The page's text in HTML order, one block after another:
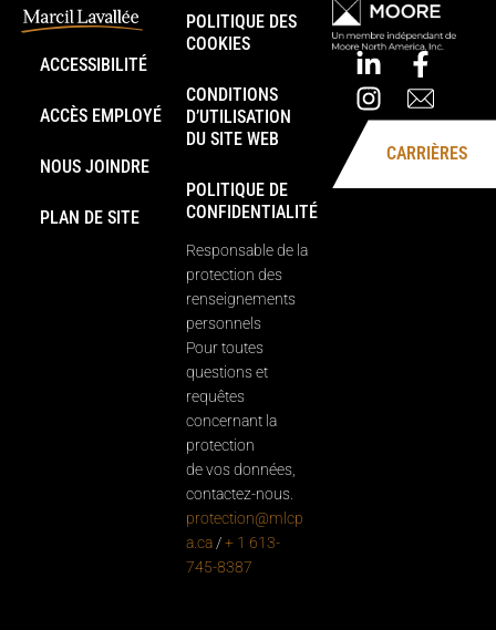
ACCESSIBILITÉ
ACCÈS EMPLOYÉ
NOUS JOINDRE
PLAN DE SITE
POLITIQUE DES
COOKIES
CONDITIONS
D’UTILISATION
DU SITE WEB
POLITIQUE DE
CONFIDENTIALITÉ
Responsable de la
protection des
renseignements
personnels
Pour toutes
questions et
requêtes
concernant la
protection
de vos données,
contactez-nous.
protection@mlcp
a.ca /+ 1 613-
745-8387
CARRIÈRES